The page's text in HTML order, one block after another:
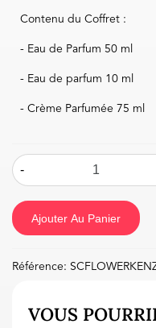
Contenu du Coffret :
- Eau de Parfum 50 ml
- Eau de parfum 10 ml
- Crème Parfumée 75 ml
-
Ajouter Au Panier
Référence:
VOUS